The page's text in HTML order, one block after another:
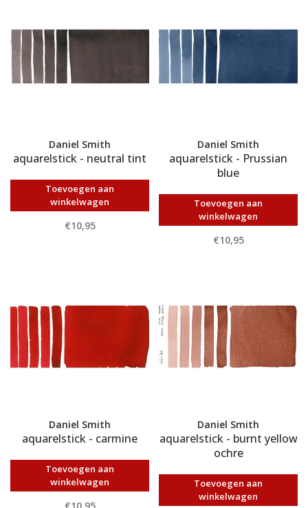
Daniel Smith
aquarelstick - neutral tint
Toevoegen aan
winkelwagen
€10,95
Daniel Smith
aquarelstick - Prussian
blue
Toevoegen aan
winkelwagen
€10,95
Daniel Smith
aquarelstick - carmine
Toevoegen aan
winkelwagen
Daniel Smith
aquarelstick - burnt yellow
ochre
Toevoegen aan
winkelwagen